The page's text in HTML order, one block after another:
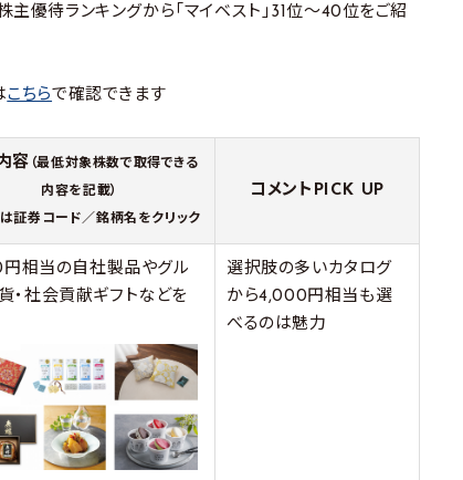
優待ランキングから「マイベスト」31位～40位をご紹
こちら で確認できます
容 （最低対象株数で取得できる
内容を記載）
証券コード／銘柄名をクリック
コメントPICK UP
相当の自社製品やグル
・社会貢献ギフトなどを
選択肢の多いカタログ
から4,000円相当も選
べるのは魅力